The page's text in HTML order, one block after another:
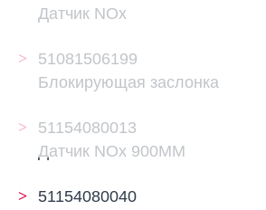
Датчик NOx
51081506199
Блокирующая заслонка
51154080013
Датчик NOx 900MM
51154080040